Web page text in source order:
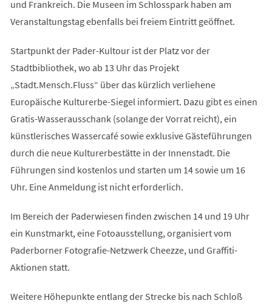
und Frankreich. Die Museen im Schlosspark haben am
Veranstaltungstag ebenfalls bei freiem Eintritt geöffnet.
Startpunkt der Pader-Kultour ist der Platz vor der
Stadtbibliothek, wo ab 13 Uhr das Projekt
„Stadt.Mensch.Fluss“ über das kürzlich verliehene
Europäische Kulturerbe-Siegel informiert. Dazu gibt es einen
Gratis-Wasserausschank (solange der Vorrat reicht), ein
künstlerisches Wassercafé sowie exklusive Gästeführungen
durch die neue Kulturerbestätte in der Innenstadt. Die
Führungen sind kostenlos und starten um 14 sowie um 16
Uhr. Eine Anmeldung ist nicht erforderlich.
Im Bereich der Paderwiesen finden zwischen 14 und 19 Uhr
ein Kunstmarkt, eine Fotoausstellung, organisiert vom
Paderborner Fotografie-Netzwerk Cheezze, und Graffiti-
Aktionen statt.
Weitere Höhepunkte entlang der Strecke bis nach Schloß